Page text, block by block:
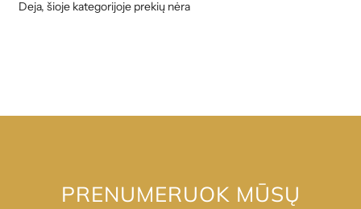
Deja, šioje kategorijoje prekių nėra
PRENUMERUOK MŪSŲ